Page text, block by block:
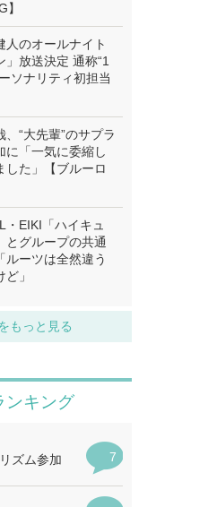
人のオールナイト
」放送決定 通称“1
ソナリティ初担当
、“大先輩”のサプラ
に「一気に委縮し
した」【ブルーロ
・EIKI「ハイキュ
とグループの共通
ルーツは全然違う
」
もっと見る